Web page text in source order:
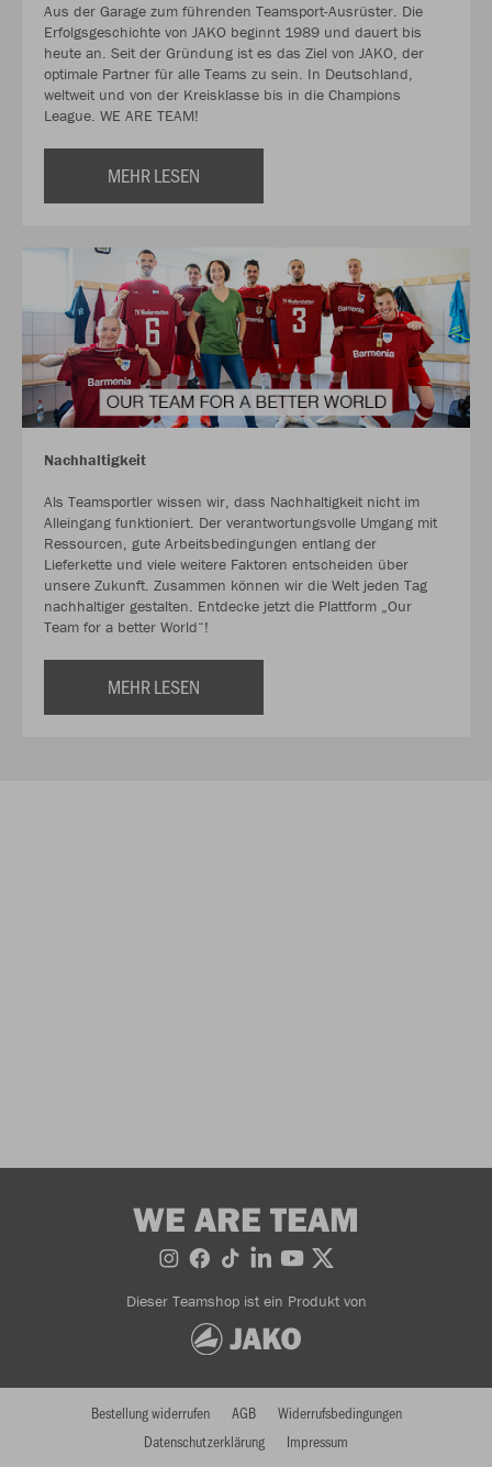
Aus der Garage zum führenden Teamsport-Ausrüster. Die
Erfolgsgeschichte von JAKO beginnt 1989 und dauert bis
heute an. Seit der Gründung ist es das Ziel von JAKO, der
optimale Partner für alle Teams zu sein. In Deutschland,
weltweit und von der Kreisklasse bis in die Champions
League. WE ARE TEAM!
MEHR LESEN
Nachhaltigkeit
Als Teamsportler wissen wir, dass Nachhaltigkeit nicht im
Alleingang funktioniert. Der verantwortungsvolle Umgang mit
Ressourcen, gute Arbeitsbedingungen entlang der
Lieferkette und viele weitere Faktoren entscheiden über
unsere Zukunft. Zusammen können wir die Welt jeden Tag
nachhaltiger gestalten. Entdecke jetzt die Plattform „Our
Team for a better World“!
MEHR LESEN
WE ARE TEAM
Dieser Teamshop ist ein Produkt von
Bestellung widerrufen AGB
Widerrufsbedingungen
Datenschutzerklärung
Impressum